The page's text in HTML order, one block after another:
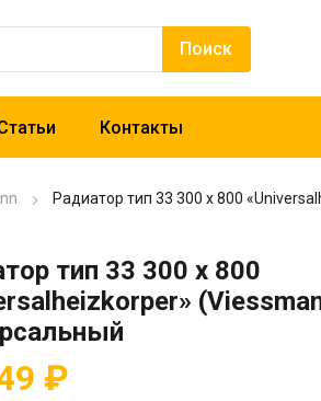
Контакты
Радиатор тип 33 300 x 800
тип 33 300 x 800
₽